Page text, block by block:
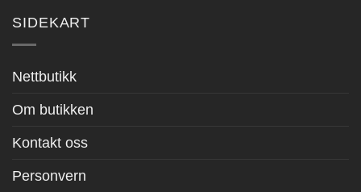
SIDEKART
Nettbutikk
Om butikken
Kontakt oss
Personvern